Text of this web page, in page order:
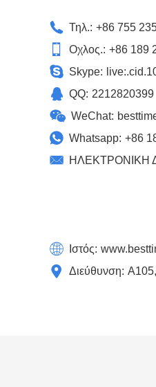
Τηλ.: +86 755
Οχλος.: +86 189
Skype:
QQ: 2212820399
WeChat:
Whatsapp: +86
ΗΛΕΚΤΡΟΝΙΚΗ
Ιστός:
Διεύθυνση: